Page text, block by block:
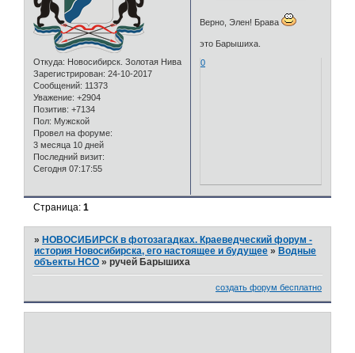
Откуда: Новосибирск. Золотая Нива
Зарегистрирован: 24-10-2017
Сообщений: 11373
Уважение: +2904
Позитив: +7134
Пол: Мужской
Провел на форуме:
3 месяца 10 дней
Последний визит:
Сегодня 07:17:55
Верно, Элен! Брава
это Барышиха.
0
Страница:1
» НОВОСИБИРСК в фотозагадках. Краеведческий форум -
история Новосибирска, его настоящее и будущее » Водные
объекты НСО »ручей Барышиха
создать форум бесплатно